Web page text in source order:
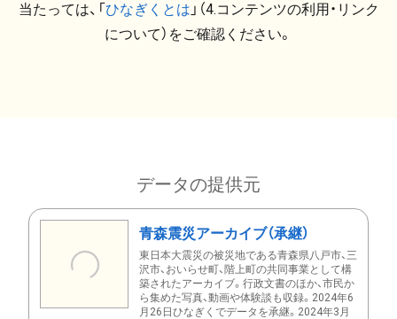
当たっては、「ひなぎくとは 」（4.コンテンツの利用・リンク
について）をご確認ください。
データの提供元
青森震災アーカイブ（承継）
東日本大震災の被災地である青森県八戸市、三
沢市、おいらせ町、階上町の共同事業として構
築されたアーカイブ。行政文書のほか、市民か
ら集めた写真、動画や体験談も収録。2024年6
月26日ひなぎくでデータを承継。2024年3月